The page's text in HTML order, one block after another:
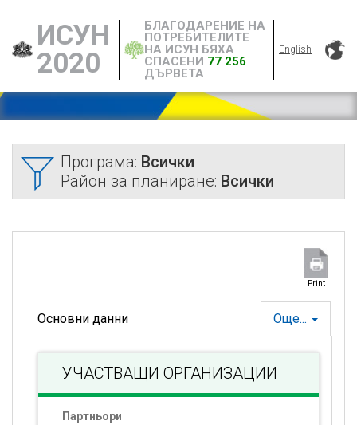
ИСУН
2020
БЛАГОДАРЕНИЕ НА
ПОТРЕБИТЕЛИТЕ
НА ИСУН БЯХА
СПАСЕНИ 77 256
ДЪРВЕТА
English
Програма: Всички
Район за планиране: Всички
Print
Още...
Основни данни
УЧАСТВАЩИ ОРГАНИЗАЦИИ
Партньори